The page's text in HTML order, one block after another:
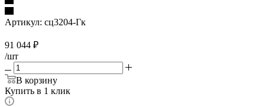
Артикул: сц3204-Гк
91 044 ₽
/шт
В корзину
Купить в 1 клик